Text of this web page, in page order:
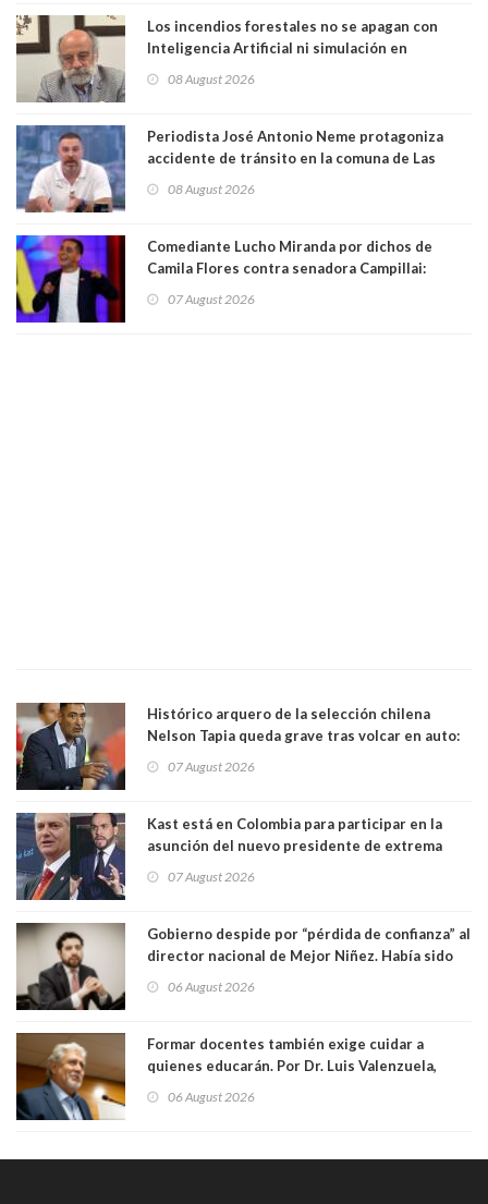
Los incendios forestales no se apagan con
Inteligencia Artificial ni simulación en
Magister en Asentamientos Humanos PUC
08 August 2026
Periodista José Antonio Neme protagoniza
accidente de tránsito en la comuna de Las
08 August 2026
Comediante Lucho Miranda por dichos de
Camila Flores contra senadora Campillai:
forma de quitar dignidad"
07 August 2026
Histórico arquero de la selección chilena
Nelson Tapia queda grave tras volcar en auto:
07 August 2026
Kast está en Colombia para participar en la
asunción del nuevo presidente de extrema
07 August 2026
Gobierno despide por “pérdida de confianza” al
director nacional de Mejor Niñez. Había sido
06 August 2026
Formar docentes también exige cuidar a
quienes educarán. Por Dr. Luis Valenzuela,
Académicos U. Católica Silva Henríquez
06 August 2026